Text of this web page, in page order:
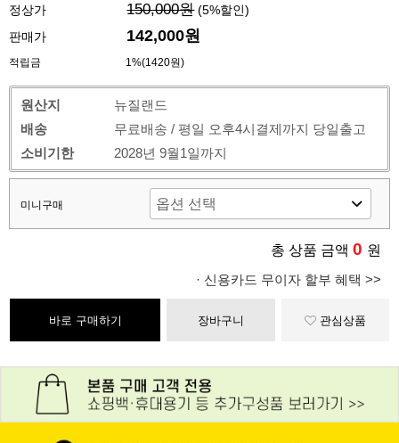
정상가 150,000원 (5%할인)
판매가
142,000원
적립금 1%(1420원)
원산지
뉴질랜드
배송
무료배송 / 평일 오후4시결제까지 당일출고
소비기한
2028년 9월1일까지
미니구매
총 상품 금액 0 원
· 신용카드 무이자 할부 혜택 >>
바로 구매하기 장바구니 관심상품